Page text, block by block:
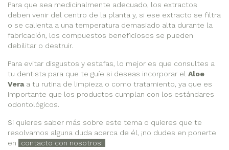
Para que sea medicinalmente adecuado, los extractos
deben venir del centro de la planta y, si ese extracto se filtra
o se calienta a una temperatura demasiado alta durante la
fabricación, los compuestos beneficiosos se pueden
debilitar o destruir.
Para evitar disgustos y estafas, lo mejor es que consultes a
tu dentista para que te guíe si deseas incorporar el Aloe
Veraa tu rutina de limpieza o como tratamiento, ya que es
importante que los productos cumplan con los estándares
odontológicos.
Si quieres saber más sobre este tema o quieres que te
resolvamos alguna duda acerca de él, ¡no dudes en ponerte
en
contacto con nosotros!